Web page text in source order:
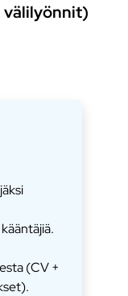
välilyönnit)
(CV +